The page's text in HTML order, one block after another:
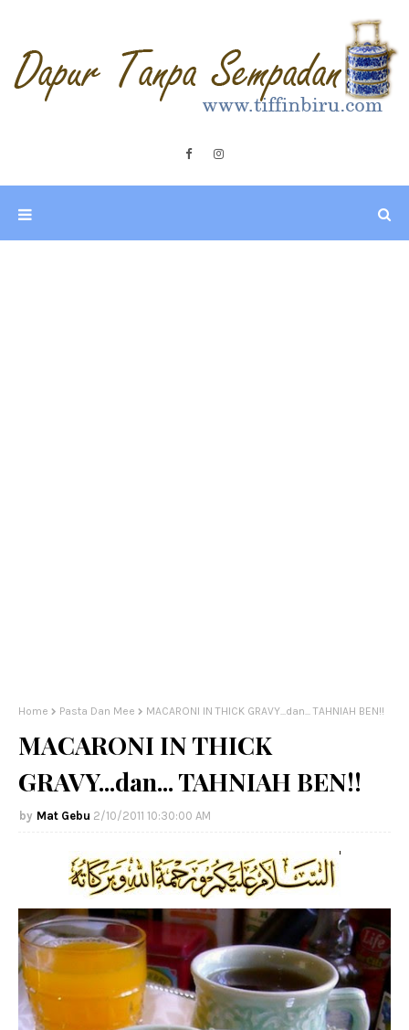
Home Pasta Dan Mee MACARONI IN THICK GRAVY...dan... TAHNIAH BEN!!
MACARONI IN THICK
GRAVY...dan... TAHNIAH BEN!!
Mat Gebu 2/10/2011 10:30:00 AM